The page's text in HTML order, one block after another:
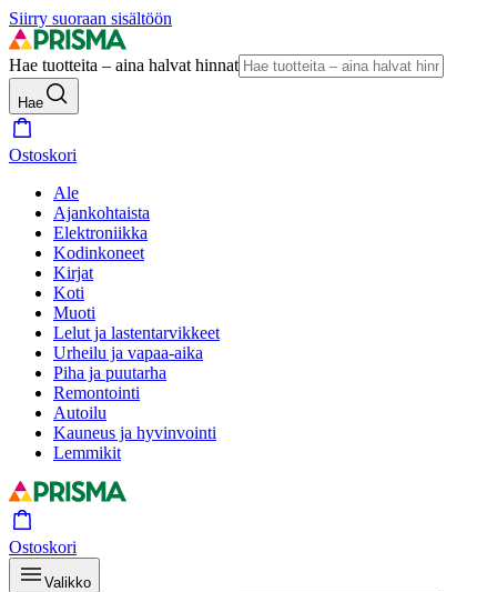
Siirry suoraan sisältöön
Hae tuotteita – aina halvat hinnat
Hae
Ostoskori
Ale
Ajankohtaista
Elektroniikka
Kodinkoneet
Kirjat
Koti
Muoti
Lelut ja lastentarvikkeet
Urheilu ja vapaa-aika
Piha ja puutarha
Remontointi
Autoilu
Kauneus ja hyvinvointi
Lemmikit
Ostoskori
Valikko